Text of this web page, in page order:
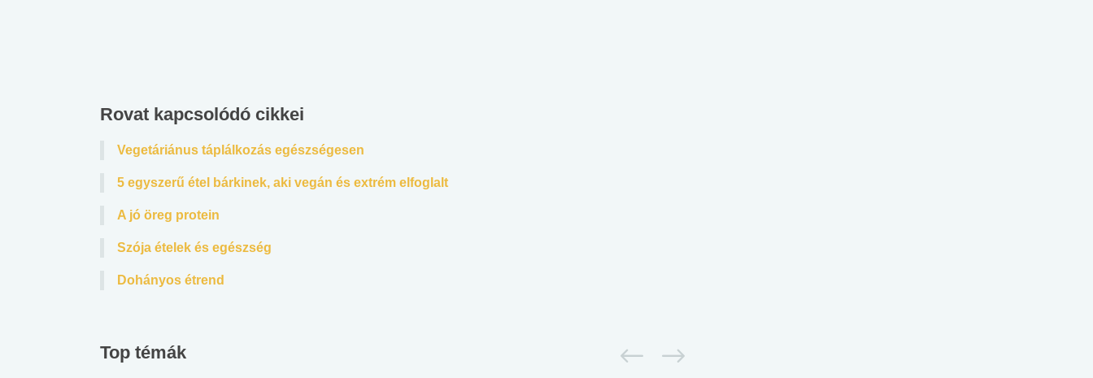
Rovat kapcsolódó cikkei
Vegetáriánus táplálkozás egészségesen
5 egyszerű étel bárkinek, aki vegán és extrém elfoglalt
A jó öreg protein
Szója ételek és egészség
Dohányos étrend
Top témák